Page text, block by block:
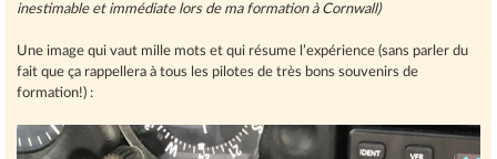
inestimable et immédiate lors de ma formation à Cornwall)
Une image qui vaut mille mots et qui résume l’expérience (sans parler du
fait que ça rappellera à tous les pilotes de très bons souvenirs de
formation!) :